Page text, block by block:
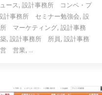
ース, 設計事務所 コンペ・プ
計事務所 セミナー勉強会, 設
マーケティング, 設計事務
, 設計事務所 所員, 設計事務
営業, ...